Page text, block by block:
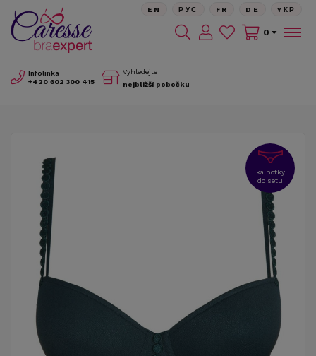
Infolinka
+420 602 300 415
Vyhledejte
nejbližší pobočku
EN РУС FR DE YКР
0
kalhotky
do setu